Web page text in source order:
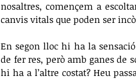
nosaltres, començem a
canvis vitals que poden ser
En segon lloc hi ha la
de fer res, però amb ganes de
hi ha a l’altre costat? Heu